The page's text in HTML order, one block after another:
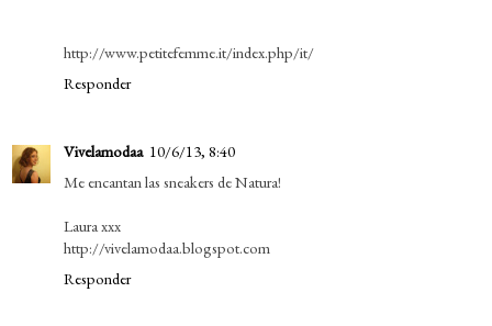
http://www.petitefemme.it/index.php/it/
Responder
Vivelamodaa 10/6/13, 8:40
Me encantan las sneakers de Natura!
Laura xxx
http://vivelamodaa.blogspot.com
Responder